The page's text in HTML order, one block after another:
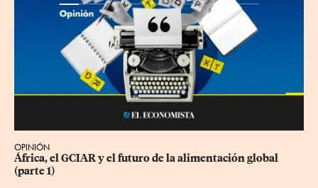
OPINIÓN
África, el GCIAR y el futuro de la alimentación global
(parte 1)